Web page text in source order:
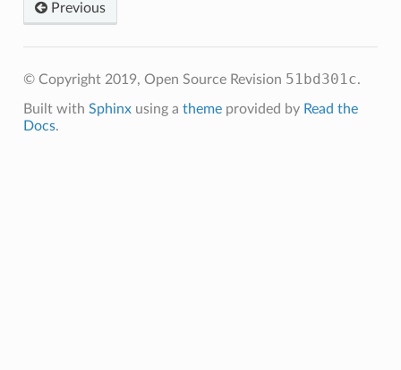
Previous
© Copyright 2019, Open Source Revision 51bd301c.
Built with Sphinxusing a themeprovided by Read the
Docs.